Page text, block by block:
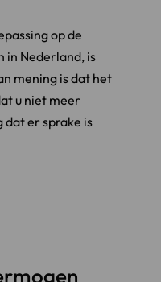
op de
in Nederland, is
mening is dat het
u niet meer
dat er sprake is